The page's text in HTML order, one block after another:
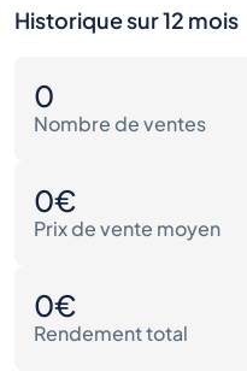
Historique sur 12 mois
0
Nombre de ventes
0€
Prix de vente moyen
0€
Rendement total